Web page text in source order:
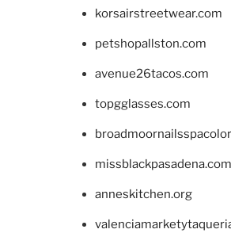
korsairstreetwear.com
petshopallston.com
avenue26tacos.com
topgglasses.com
missblackpasadena.com
anneskitchen.org